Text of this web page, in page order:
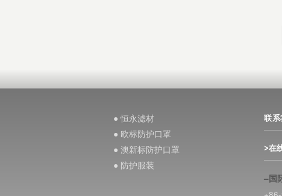
● 恒永滤材
● 欧标防护口罩
● 澳新标防护口罩
● 防护服装
联
>在
–国